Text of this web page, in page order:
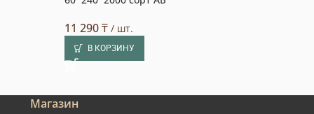
11 290₸/ шт.
В КОРЗИНУ
Магазин